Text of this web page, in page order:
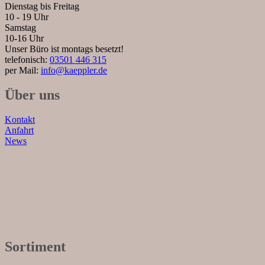
Dienstag bis Freitag
10 - 19 Uhr
Samstag
10-16 Uhr
Unser Büro ist montags besetzt!
telefonisch: 03501 446 315
per Mail: info@kaeppler.de
Über uns
Kontakt
Anfahrt
News
Sortiment